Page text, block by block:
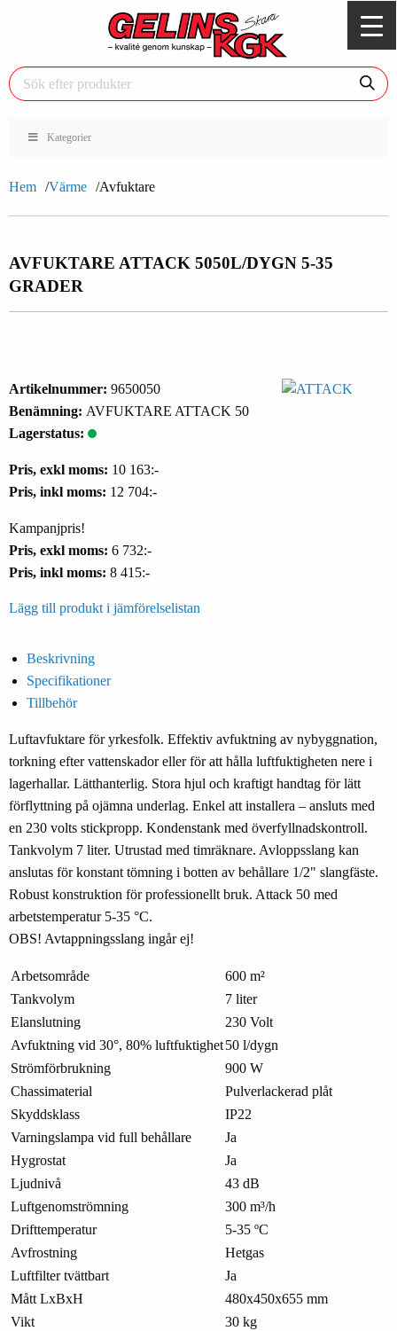
Kategorier
Hem Värme Avfuktare
AVFUKTARE ATTACK 5050L/DYGN 5-35
GRADER
Artikelnummer: 9650050
Benämning: AVFUKTARE ATTACK 50
Lagerstatus:
Pris, exkl moms: 10 163:-
Pris, inkl moms: 12 704:-
Kampanjpris!
Pris, exkl moms: 6 732:-
Pris, inkl moms: 8 415:-
Lägg till produkt i jämförelselistan
Beskrivning
Specifikationer
Tillbehör
Luftavfuktare för yrkesfolk. Effektiv avfuktning av nybyggnation,
torkning efter vattenskador eller för att hålla luftfuktigheten nere i
lagerhallar. Lätthanterlig. Stora hjul och kraftigt handtag för lätt
förflyttning på ojämna underlag. Enkel att installera – ansluts med
en 230 volts stickpropp. Kondenstank med överfyllnadskontroll.
Tankvolym 7 liter. Utrustad med timräknare. Avloppsslang kan
anslutas för konstant tömning i botten av behållare 1/2" slangfäste.
Robust konstruktion för professionellt bruk. Attack 50 med
arbetstemperatur 5-35 °C.
OBS! Avtappningsslang ingår ej!
Arbetsområde
600 m²
Tankvolym
7 liter
Elanslutning
230 Volt
Avfuktning vid 30°, 80% luftfuktighet50 l/dygn
Strömförbrukning
900 W
Chassimaterial
Pulverlackerad plåt
Skyddsklass
IP22
Varningslampa vid full behållare
Ja
Hygrostat
Ja
Ljudnivå
43 dB
Luftgenomströmning
300 m³/h
Drifttemperatur
5-35 ºC
Avfrostning
Hetgas
Luftfilter tvättbart
Ja
Mått LxBxH
480x450x655 mm
Vikt
30 kg